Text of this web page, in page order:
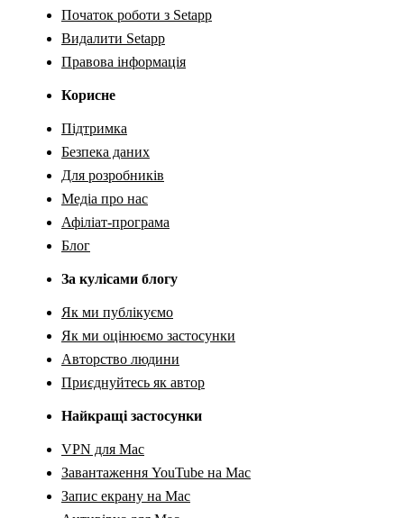
Початок роботи з Setapp
Видалити Setapp
Правова інформація
Корисне
Підтримка
Безпека даних
Для розробників
Медіа про нас
Афіліат-програма
Блог
За кулісами блогу
Як ми публікуємо
Як ми оцінюємо застосунки
Авторство людини
Приєднуйтесь як автор
Найкращі застосунки
VPN для Mac
Завантаження YouTube на Mac
Запис екрану на Mac